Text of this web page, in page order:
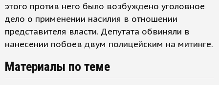
этого против него было возбуждено уголовное
дело о применении насилия в отношении
представителя власти. Депутата обвиняли в
нанесении побоев двум полицейским на митинге.
Материалы по теме